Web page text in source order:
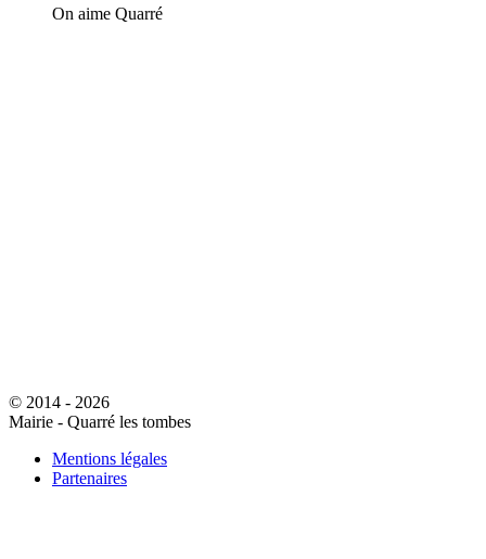
On aime Quarré
© 2014 - 2026
Mairie - Quarré les tombes
Mentions légales
Partenaires